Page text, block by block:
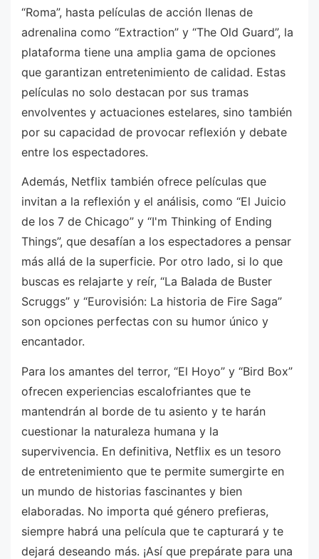
“Roma”, hasta películas de acción llenas de
adrenalina como “Extraction” y “The Old Guard”, la
plataforma tiene una amplia gama de opciones
que garantizan entretenimiento de calidad. Estas
películas no solo destacan por sus tramas
envolventes y actuaciones estelares, sino también
por su capacidad de provocar reflexión y debate
entre los espectadores.
Además, Netflix también ofrece películas que
invitan a la reflexión y el análisis, como “El Juicio
de los 7 de Chicago” y “I'm Thinking of Ending
Things”, que desafían a los espectadores a pensar
más allá de la superficie. Por otro lado, si lo que
buscas es relajarte y reír, “La Balada de Buster
Scruggs” y “Eurovisión: La historia de Fire Saga”
son opciones perfectas con su humor único y
encantador.
Para los amantes del terror, “El Hoyo” y “Bird Box”
ofrecen experiencias escalofriantes que te
mantendrán al borde de tu asiento y te harán
cuestionar la naturaleza humana y la
supervivencia. En definitiva, Netflix es un tesoro
de entretenimiento que te permite sumergirte en
un mundo de historias fascinantes y bien
elaboradas. No importa qué género prefieras,
siempre habrá una película que te capturará y te
dejará deseando más. ¡Así que prepárate para una